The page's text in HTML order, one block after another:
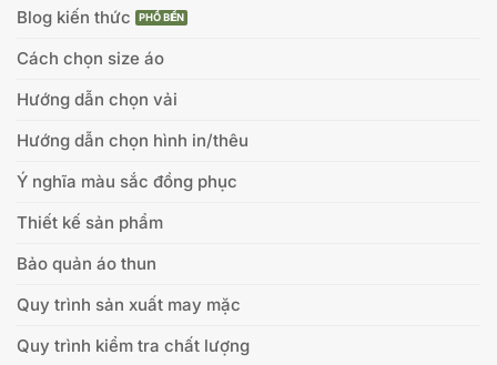
Blog kiến thức
Cách chọn size áo
Hướng dẫn chọn vải
Hướng dẫn chọn hình in/thêu
Ý nghĩa màu sắc đồng phục
Thiết kế sản phẩm
Bảo quản áo thun
Quy trình sản xuất may mặc
Quy trình kiểm tra chất lượng